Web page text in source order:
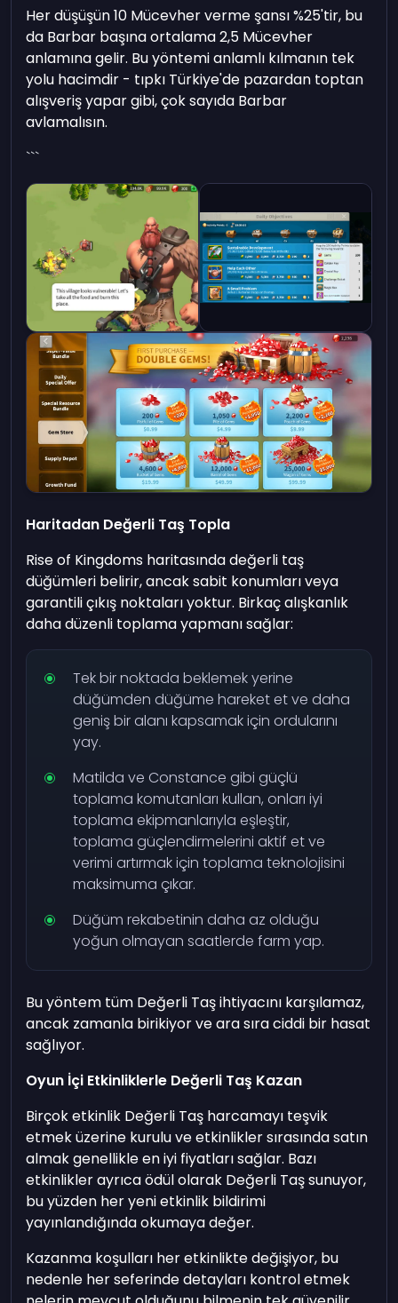
Her düşüşün 10 Mücevher verme şansı %25'tir, bu
da Barbar başına ortalama 2,5 Mücevher
anlamına gelir. Bu yöntemi anlamlı kılmanın tek
yolu hacimdir - tıpkı Türkiye'de pazardan toptan
alışveriş yapar gibi, çok sayıda Barbar
avlamalısın.
```
Haritadan Değerli Taş Topla
Rise of Kingdoms haritasında değerli taş
düğümleri belirir, ancak sabit konumları veya
garantili çıkış noktaları yoktur. Birkaç alışkanlık
daha düzenli toplama yapmanı sağlar:
Tek bir noktada beklemek yerine
düğümden düğüme hareket et ve daha
geniş bir alanı kapsamak için ordularını
yay.
Matilda ve Constance gibi güçlü
toplama komutanları kullan, onları iyi
toplama ekipmanlarıyla eşleştir,
toplama güçlendirmelerini aktif et ve
verimi artırmak için toplama teknolojisini
maksimuma çıkar.
Düğüm rekabetinin daha az olduğu
yoğun olmayan saatlerde farm yap.
Bu yöntem tüm Değerli Taş ihtiyacını karşılamaz,
ancak zamanla birikiyor ve ara sıra ciddi bir hasat
sağlıyor.
Oyun İçi Etkinliklerle Değerli Taş Kazan
Birçok etkinlik Değerli Taş harcamayı teşvik
etmek üzerine kurulu ve etkinlikler sırasında satın
almak genellikle en iyi fiyatları sağlar. Bazı
etkinlikler ayrıca ödül olarak Değerli Taş sunuyor,
bu yüzden her yeni etkinlik bildirimi
yayınlandığında okumaya değer.
Kazanma koşulları her etkinlikte değişiyor, bu
nedenle her seferinde detayları kontrol etmek